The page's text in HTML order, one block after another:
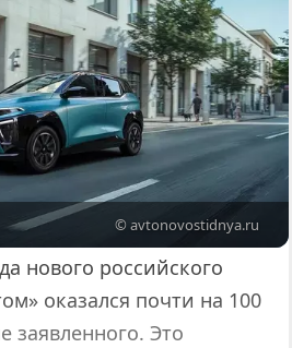
© avtonovostidnya.ru
нового российского
оказался почти на 100
заявленного. Это